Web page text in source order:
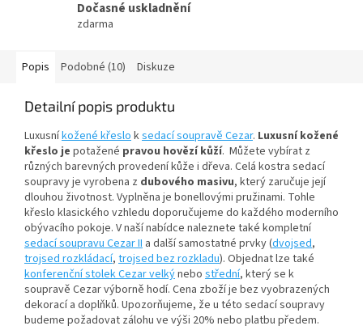
Dočasné uskladnění
zdarma
Popis Podobné (10) Diskuze
Detailní popis produktu
Luxusníkožené křesloksedací soupravě Cezar. Luxusní kožené
křeslo je potažené pravou hovězí kůží. Můžete vybírat z
různých barevných provedení kůže i dřeva. Celá kostra sedací
soupravy je vyrobena z dubového masivu, který zaručuje její
dlouhou životnost. Vyplněna je bonellovými pružinami. Tohle
křeslo klasického vzhledu doporučujeme do každého moderního
obývacího pokoje. V naší nabídce naleznete také kompletní
sedací soupravu Cezar II a další samostatné prvky (dvojsed,
trojsed rozkládací, trojsed bez rozkladu). Objednat lze také
konferenční stolek Cezar velkýnebo střední, který se k
soupravě Cezar výborně hodí. Cena zboží je bez vyobrazených
dekorací a doplňků. Upozorňujeme, že u této sedací soupravy
budeme požadovat zálohu ve výši 20% nebo platbu předem.